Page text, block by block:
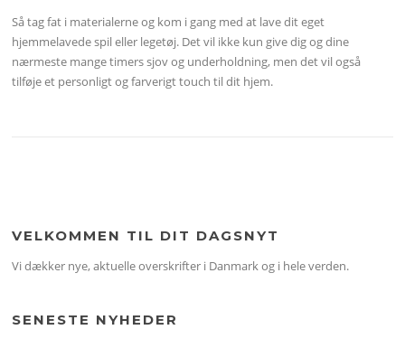
Så tag fat i materialerne og kom i gang med at lave dit eget
hjemmelavede spil eller legetøj. Det vil ikke kun give dig og dine
nærmeste mange timers sjov og underholdning, men det vil også
tilføje et personligt og farverigt touch til dit hjem.
VELKOMMEN TIL DIT DAGSNYT
Vi dækker nye, aktuelle overskrifter i Danmark og i hele verden.
SENESTE NYHEDER